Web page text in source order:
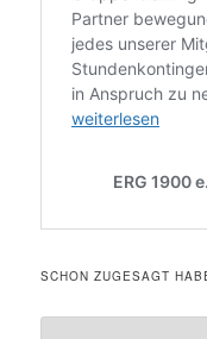
SCHON ZUGESAGT